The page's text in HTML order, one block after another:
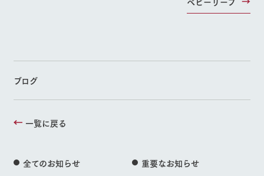
ブログ
一覧に戻る
全てのお知らせ
重要なお知らせ